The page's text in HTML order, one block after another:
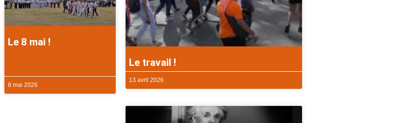
Le 8 mai !
8 mai 2026
Le travail !
13 avril 2026